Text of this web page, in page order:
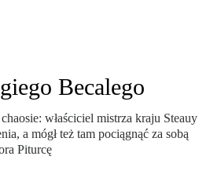
Becalego
właściciel mistrza kraju Steauy
a mógł też tam pociągnąć za sobą
Piturcę